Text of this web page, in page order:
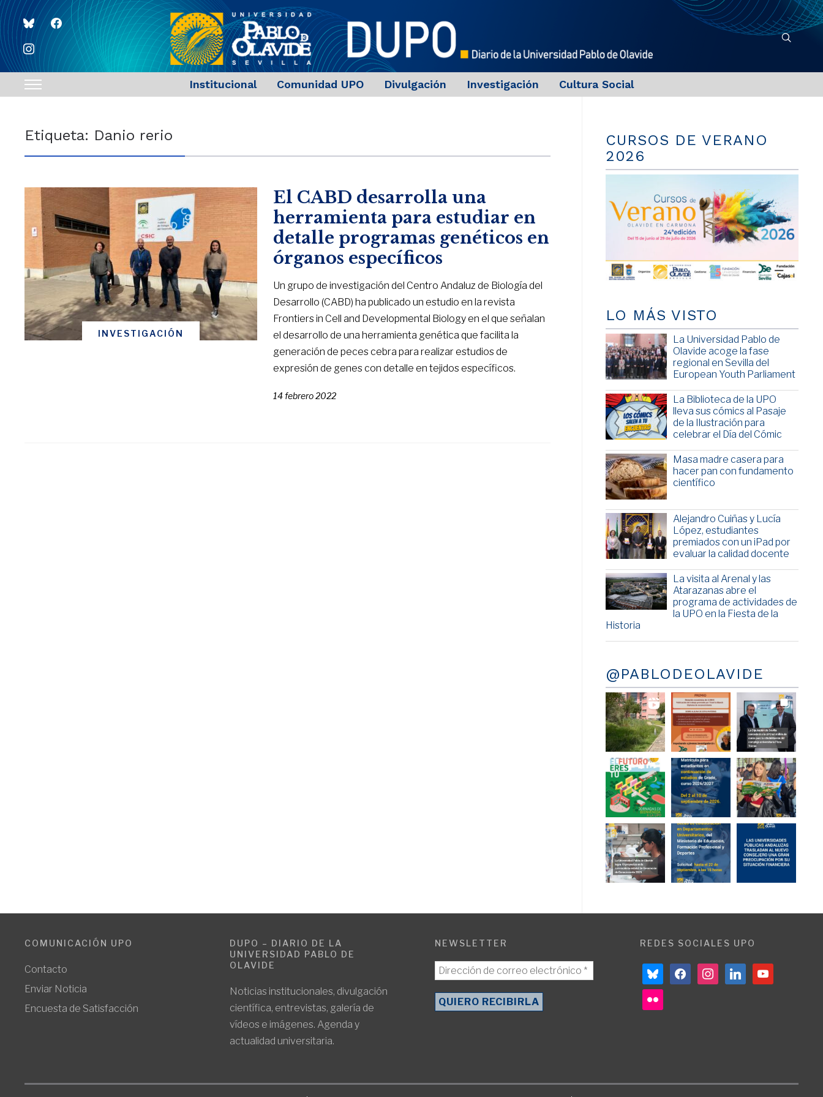
blueskyfacebook
instagram
Toggle
navigation
Institucional Comunidad UPO Divulgación Investigación Cultura Social
Etiqueta: Danio rerio
INVESTIGACIÓN
El CABD desarrolla una
herramienta para estudiar en
detalle programas genéticos en
órganos específicos
Un grupo de investigación del Centro Andaluz de Biología del
Desarrollo (CABD) ha publicado un estudio en la revista
Frontiers in Cell and Developmental Biology en el que señalan
el desarrollo de una herramienta genética que facilita la
generación de peces cebra para realizar estudios de
expresión de genes con detalle en tejidos específicos.
14 febrero 2022
CURSOS DE VERANO
2026
LO MÁS VISTO
La Universidad Pablo de
Olavide acoge la fase
regional en Sevilla del
European Youth Parliament
La Biblioteca de la UPO
lleva sus cómics al Pasaje
de la Ilustración para
celebrar el Día del Cómic
Masa madre casera para
hacer pan con fundamento
científico
Alejandro Cuiñas y Lucía
López, estudiantes
premiados con un iPad por
evaluar la calidad docente
La visita al Arenal y las
Atarazanas abre el
programa de actividades de
la UPO en la Fiesta de la
Historia
@PABLODEOLAVIDE
COMUNICACIÓN UPO
Contacto
Enviar Noticia
Encuesta de Satisfacción
DUPO – DIARIO DE LA
UNIVERSIDAD PABLO DE
OLAVIDE
Noticias institucionales, divulgación
científica, entrevistas, galería de
vídeos e imágenes. Agenda y
actualidad universitaria.
NEWSLETTER REDES SOCIALES UPO
blueskyfacebookinstagramlinkedin youtube
flickr